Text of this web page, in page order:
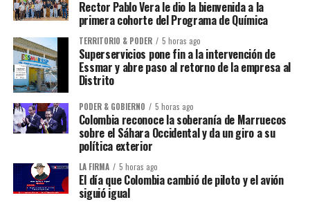
Rector Pablo Vera le dio la bienvenida a la
primera cohorte del Programa de Química
TERRITORIO & PODER 5 horas ago
Superservicios pone fin a la intervención de
Essmar y abre paso al retorno de la empresa al
Distrito
PODER & GOBIERNO 5 horas ago
Colombia reconoce la soberanía de Marruecos
sobre el Sáhara Occidental y da un giro a su
política exterior
LA FIRMA 5 horas ago
El día que Colombia cambió de piloto y el avión
siguió igual